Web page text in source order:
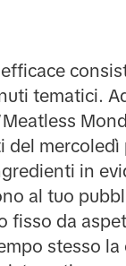
tematici.
del mercoledì
in
al tuo
fisso da
stesso la